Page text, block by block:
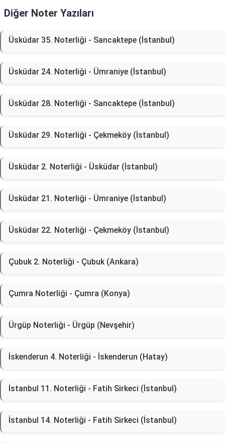
Diğer Noter Yazıları
Üsküdar 35. Noterliği - Sancaktepe (İstanbul)
Üsküdar 24. Noterliği - Ümraniye (İstanbul)
Üsküdar 28. Noterliği - Sancaktepe (İstanbul)
Üsküdar 29. Noterliği - Çekmeköy (İstanbul)
Üsküdar 2. Noterliği - Üsküdar (İstanbul)
Üsküdar 21. Noterliği - Ümraniye (İstanbul)
Üsküdar 22. Noterliği - Çekmeköy (İstanbul)
Çubuk 2. Noterliği - Çubuk (Ankara)
Çumra Noterliği - Çumra (Konya)
Ürgüp Noterliği - Ürgüp (Nevşehir)
İskenderun 4. Noterliği - İskenderun (Hatay)
İstanbul 11. Noterliği - Fatih Sirkeci (İstanbul)
İstanbul 14. Noterliği - Fatih Sirkeci (İstanbul)